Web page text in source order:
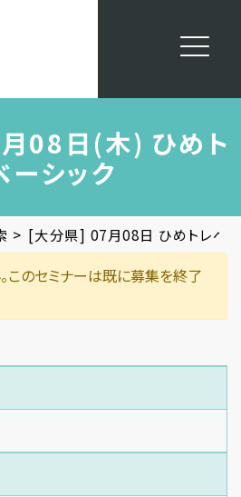
08日(木) ひめト
ーシック
> [大分県] 07月08日 ひめトレベ
このセミナーは既に募集を終了